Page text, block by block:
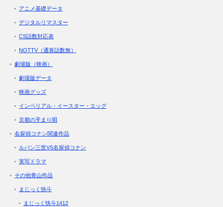
アニメ基礎データ
デジタルリマスター
CS話数対応表
NOTTV（通算話数無）
劇場版（映画）
劇場版データ
映画グッズ
インペリアル・イースター・エッグ
京都の手まり唄
名探偵コナン関連作品
ルパン三世VS名探偵コナン
実写ドラマ
その他青山作品
まじっく快斗
まじっく快斗1412